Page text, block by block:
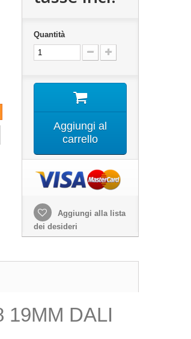
Quantità
Aggiungi al
carrello
Aggiungi alla lista
dei desideri
19MM DALI